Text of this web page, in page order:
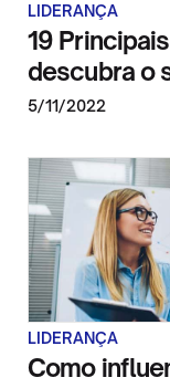
LIDERANÇA
19
descubra o
5/11/2022
LIDERANÇA
Como